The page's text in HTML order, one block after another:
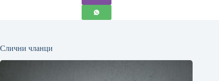
Слични чланци